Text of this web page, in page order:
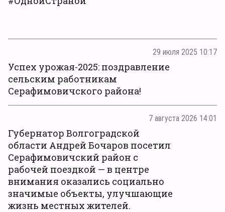
29 июля 2025 10:17
Успех урожая-2025: поздравление
сельским работникам
Серафимовичского района!
7 августа 2026 14:01
Губернатор Волгоградской
области Андрей Бочаров посетил
Серафимовичский район с
рабочей поездкой — в центре
внимания оказались социально
значимые объекты, улучшающие
жизнь местных жителей.